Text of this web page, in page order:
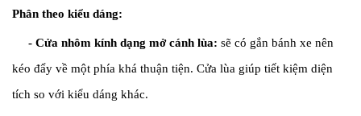
Phân theo kiểu dáng:
- Cửa nhôm kính dạng mở cánh lùa: sẽ có gắn bánh xe nên
kéo đẩy về một phía khá thuận tiện. Cửa lùa giúp tiết kiệm diện
tích so với kiểu dáng khác.